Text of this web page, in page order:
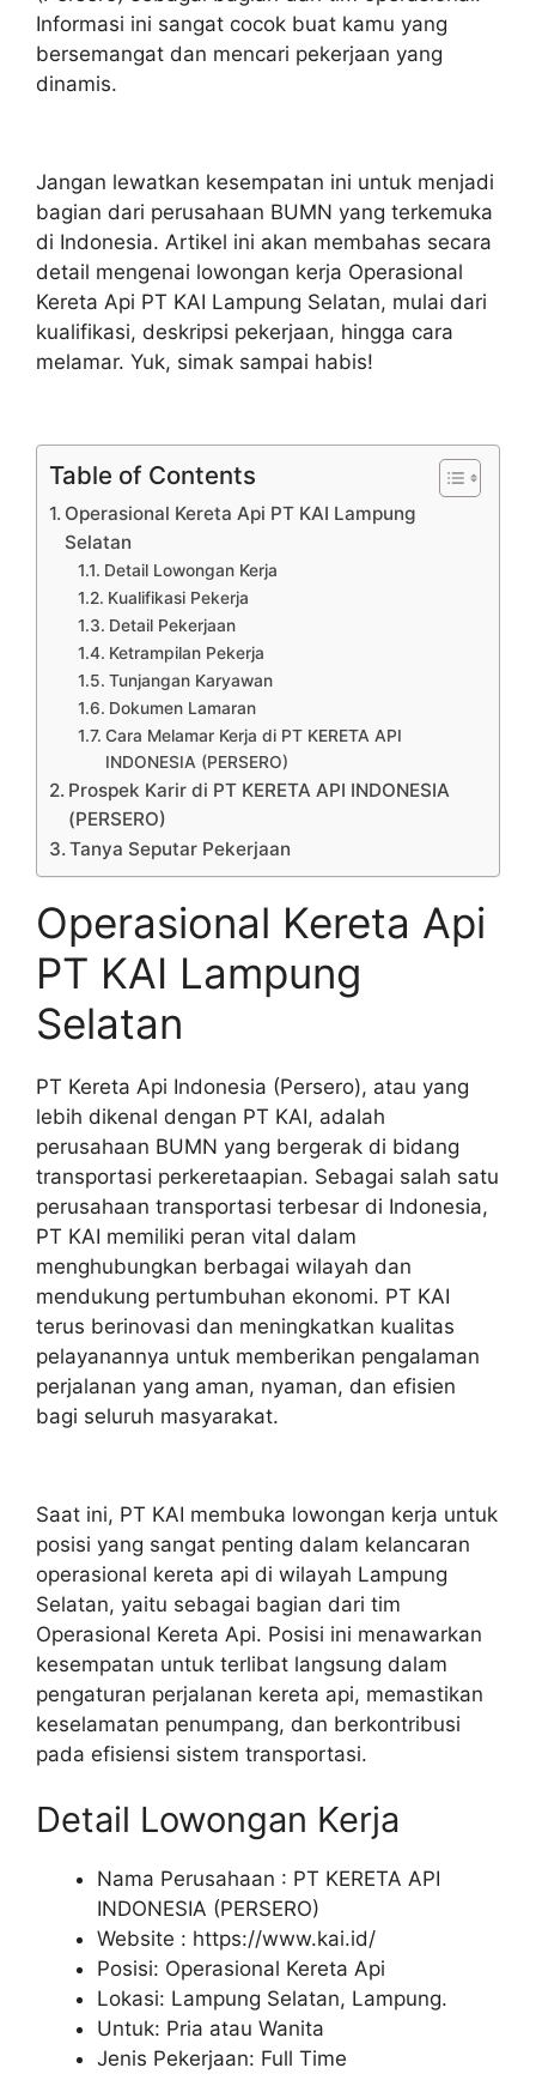
Informasi ini sangat cocok buat kamu yang
bersemangat dan mencari pekerjaan yang
dinamis.
Jangan lewatkan kesempatan ini untuk menjadi
bagian dari perusahaan BUMN yang terkemuka
di Indonesia. Artikel ini akan membahas secara
detail mengenai lowongan kerja Operasional
Kereta Api PT KAI Lampung Selatan, mulai dari
kualifikasi, deskripsi pekerjaan, hingga cara
melamar. Yuk, simak sampai habis!
Table of Contents
Operasional Kereta Api PT KAI Lampung
Selatan
Detail Lowongan Kerja
Kualifikasi Pekerja
Detail Pekerjaan
Ketrampilan Pekerja
Tunjangan Karyawan
Dokumen Lamaran
Cara Melamar Kerja di PT KERETA API
INDONESIA (PERSERO)
Prospek Karir di PT KERETA API INDONESIA
(PERSERO)
Tanya Seputar Pekerjaan
Operasional Kereta Api
PT KAI Lampung
Selatan
PT Kereta Api Indonesia (Persero), atau yang
lebih dikenal dengan PT KAI, adalah
perusahaan BUMN yang bergerak di bidang
transportasi perkeretaapian. Sebagai salah satu
perusahaan transportasi terbesar di Indonesia,
PT KAI memiliki peran vital dalam
menghubungkan berbagai wilayah dan
mendukung pertumbuhan ekonomi. PT KAI
terus berinovasi dan meningkatkan kualitas
pelayanannya untuk memberikan pengalaman
perjalanan yang aman, nyaman, dan efisien
bagi seluruh masyarakat.
Saat ini, PT KAI membuka lowongan kerja untuk
posisi yang sangat penting dalam kelancaran
operasional kereta api di wilayah Lampung
Selatan, yaitu sebagai bagian dari tim
Operasional Kereta Api. Posisi ini menawarkan
kesempatan untuk terlibat langsung dalam
pengaturan perjalanan kereta api, memastikan
keselamatan penumpang, dan berkontribusi
pada efisiensi sistem transportasi.
Detail Lowongan Kerja
Nama Perusahaan : PT KERETA API
INDONESIA (PERSERO)
Website : https://www.kai.id/
Posisi: Operasional Kereta Api
Lokasi: Lampung Selatan, Lampung.
Untuk: Pria atau Wanita
Jenis Pekerjaan: Full Time